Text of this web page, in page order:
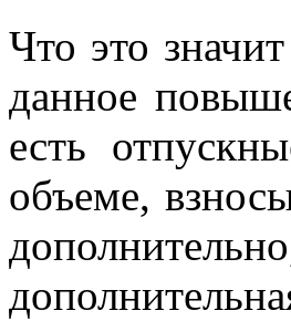
Что это
данное
есть
объеме,